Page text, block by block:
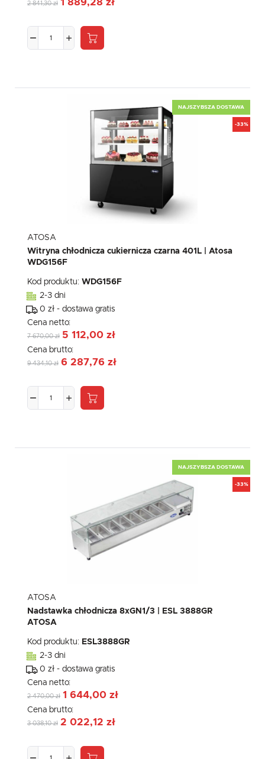
2 841,30 zł 1 889,28 zł
NAJSZYBSZA DOSTAWA
-33%
ATOSA
Witryna chłodnicza cukiernicza czarna 401L | Atosa
WDG156F
Kod produktu: WDG156F
2-3 dni
0 zł - dostawa gratis
Cena netto:
7 670,00 zł 5 112,00 zł
Cena brutto:
9 434,10 zł 6 287,76 zł
NAJSZYBSZA DOSTAWA
-33%
ATOSA
Nadstawka chłodnicza 8xGN1/3 | ESL 3888GR
ATOSA
Kod produktu: ESL3888GR
2-3 dni
0 zł - dostawa gratis
Cena netto:
2 470,00 zł 1 644,00 zł
Cena brutto:
3 038,10 zł 2 022,12 zł
komunikatów mediów społecznościowych.